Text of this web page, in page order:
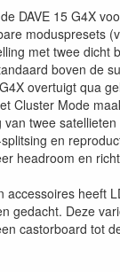
DAVE 15 G4X
moduspresets
met twee dicht
boven de
overtuigt qua
Cluster Mode
twee
en
headroom en
accessoires heeft
gedacht. Deze
castorboard tot